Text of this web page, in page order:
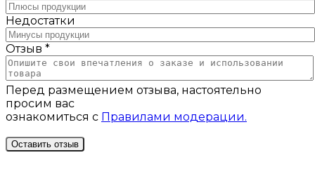
Недостатки
Отзыв *
Перед размещением отзыва, настоятельно
просим вас
ознакомиться с Правилами модерации.